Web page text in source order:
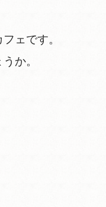
ェです。
か。